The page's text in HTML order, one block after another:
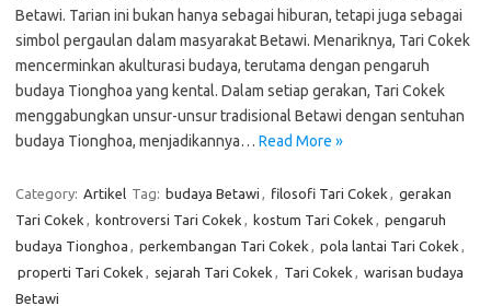
Betawi. Tarian ini bukan hanya sebagai hiburan, tetapi juga sebagai
simbol pergaulan dalam masyarakat Betawi. Menariknya, Tari Cokek
mencerminkan akulturasi budaya, terutama dengan pengaruh
budaya Tionghoa yang kental. Dalam setiap gerakan, Tari Cokek
menggabungkan unsur-unsur tradisional Betawi dengan sentuhan
budaya Tionghoa, menjadikannya… Read More »
Category: Artikel Tag: budaya Betawi , filosofi Tari Cokek , gerakan
Tari Cokek , kontroversi Tari Cokek , kostum Tari Cokek , pengaruh
budaya Tionghoa , perkembangan Tari Cokek , pola lantai Tari Cokek ,
properti Tari Cokek , sejarah Tari Cokek , Tari Cokek , warisan budaya
Betawi